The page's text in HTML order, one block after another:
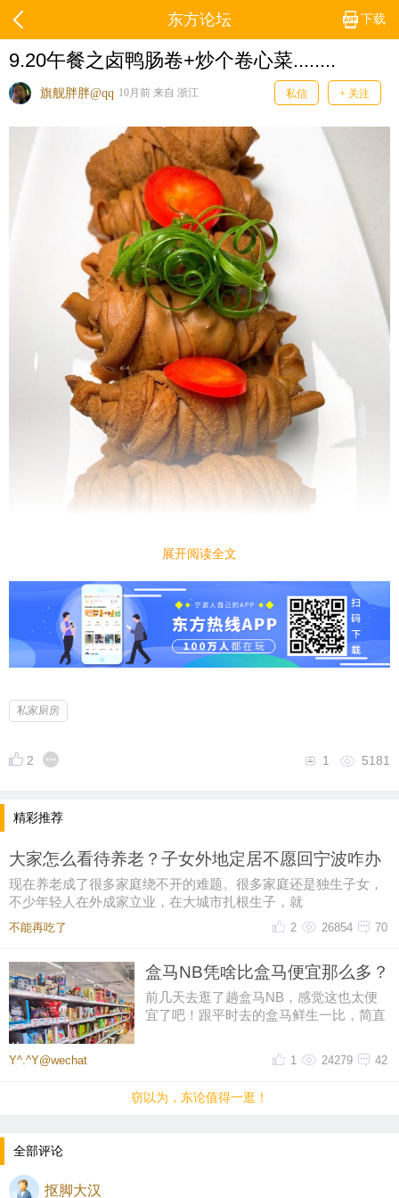
下载
东方论坛
9.20午餐之卤鸭肠卷+炒个卷心菜........
旗舰胖胖@qq 10月前 来自 浙江 私信 + 关注
展开阅读全文
私家厨房
2 5181
1
精彩推荐
大家怎么看待养老？子女外地定居不愿回宁波咋办
现在养老成了很多家庭绕不开的难题。很多家庭还是独生子女，
不少年轻人在外成家立业，在大城市扎根生子，就
不能再吃了 70
26854
2
盒马NB凭啥比盒马便宜那么多？
前几天去逛了趟盒马NB，感觉这也太便
宜了吧！跟平时去的盒马鲜生一比，简直
Y^.^Y@wechat 42
24279
1
窃以为，东论值得一逛！
全部评论
抠脚大汉